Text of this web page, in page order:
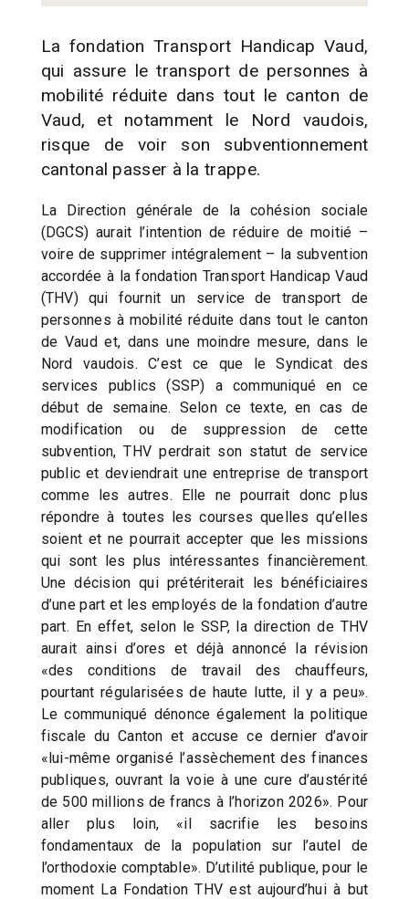
La fondation Transport Handicap Vaud,
qui assure le transport de personnes à
mobilité réduite dans tout le canton de
Vaud, et notamment le Nord vaudois,
risque de voir son subventionnement
cantonal passer à la trappe.
La Direction générale de la cohésion sociale
(DGCS) aurait l’intention de réduire de moitié –
voire de supprimer intégralement – la subvention
accordée à la fondation Transport Handicap Vaud
(THV) qui fournit un service de transport de
personnes à mobilité réduite dans tout le canton
de Vaud et, dans une moindre mesure, dans le
Nord vaudois. C’est ce que le Syndicat des
services publics (SSP) a communiqué en ce
début de semaine. Selon ce texte, en cas de
modification ou de suppression de cette
subvention, THV perdrait son statut de service
public et deviendrait une entreprise de transport
comme les autres. Elle ne pourrait donc plus
répondre à toutes les courses quelles qu’elles
soient et ne pourrait accepter que les missions
qui sont les plus intéressantes financièrement.
Une décision qui prétériterait les bénéficiaires
d’une part et les employés de la fondation d’autre
part. En effet, selon le SSP, la direction de THV
aurait ainsi d’ores et déjà annoncé la révision
«des conditions de travail des chauffeurs,
pourtant régularisées de haute lutte, il y a peu».
Le communiqué dénonce également la politique
fiscale du Canton et accuse ce dernier d’avoir
«lui-même organisé l’assèchement des finances
publiques, ouvrant la voie à une cure d’austérité
de 500 millions de francs à l’horizon 2026». Pour
aller plus loin, «il sacrifie les besoins
fondamentaux de la population sur l’autel de
l’orthodoxie comptable». D’utilité publique, pour le
moment La Fondation THV est aujourd’hui à but